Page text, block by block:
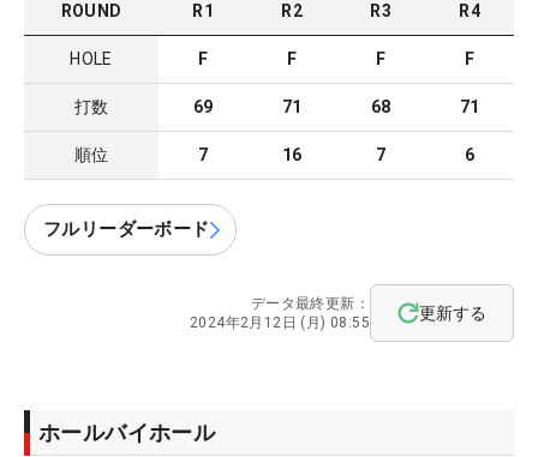
ROUND R1 R2 R3 R4
HOLE F F F F
打数 69 71 68 71
順位 7 16 7 6
フルリーダーボード
データ最終更新：
2024年2月12日 (月) 08:55
更新する
ホールバイホール